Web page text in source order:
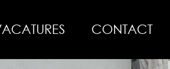
CONTACT